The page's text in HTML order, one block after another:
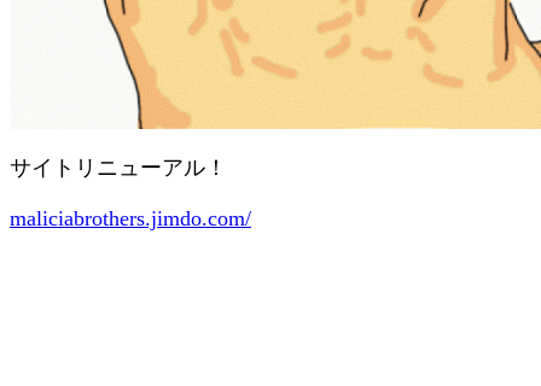
サイトリニューアル！
maliciabrothers.jimdo.com/